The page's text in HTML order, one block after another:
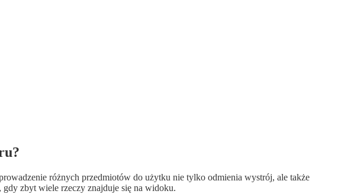
różnych przedmiotów do użytku nie tylko odmienia wystrój, ale także
gdy zbyt wiele rzeczy znajduje się na widoku.